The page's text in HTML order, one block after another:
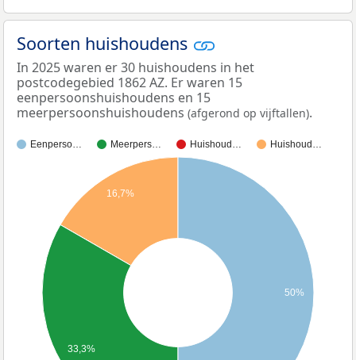
Soorten huishoudens
In 2025 waren er 30 huishoudens in het
postcodegebied 1862 AZ. Er waren 15
eenpersoonshuishoudens en 15
meerpersoonshuishoudens (afgerond op vijftallen).
Eenperso… Meerpers… Huishoud… Huishoud…
16,7%
33,3%
50%